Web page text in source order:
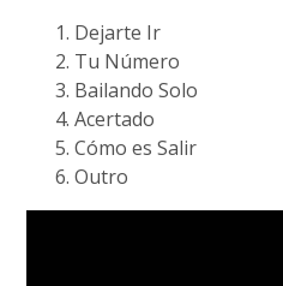
Dejarte Ir
Tu Número
Bailando Solo
Acertado
Cómo es Salir
Outro